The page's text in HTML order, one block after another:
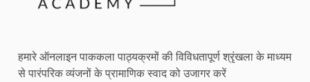
हमारे ऑनलाइन पाककला पाठ्यक्रमों की विविधतापूर्ण श्रृंखला के माध्यम
से पारंपरिक व्यंजनों के प्रामाणिक स्वाद को उजागर करें